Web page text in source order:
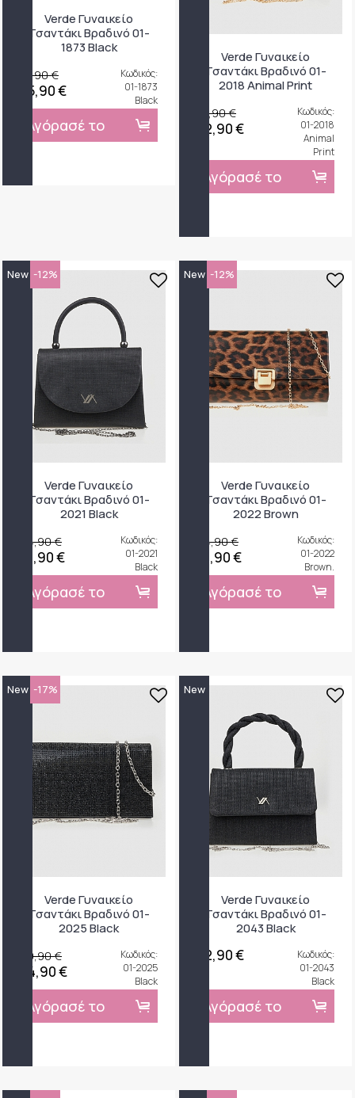
Verde Γυναικείο
Τσαντάκι Βραδινό 01-
1873 Black
37,90 €
25,90 €
Κωδικός:
01-1873
Black
Αγόρασέ το
Verde Γυναικείο
Τσαντάκι Βραδινό 01-
2018 Animal Print
27,90 €
22,90 €
Κωδικός:
01-2018
Animal
Print
Αγόρασέ το
New -12%
Verde Γυναικείο
Τσαντάκι Βραδινό 01-
2021 Black
24,90 €
21,90 €
Κωδικός:
01-2021
Black
Αγόρασέ το
New -12%
Verde Γυναικείο
Τσαντάκι Βραδινό 01-
2022 Brown
24,90 €
21,90 €
Κωδικός:
01-2022
Brown.
Αγόρασέ το
New -17%
Verde Γυναικείο
Τσαντάκι Βραδινό 01-
2025 Black
29,90 €
24,90 €
Κωδικός:
01-2025
Black
Αγόρασέ το
New
Verde Γυναικείο
Τσαντάκι Βραδινό 01-
2043 Black
22,90 €
Κωδικός:
01-2043
Black
Αγόρασέ το